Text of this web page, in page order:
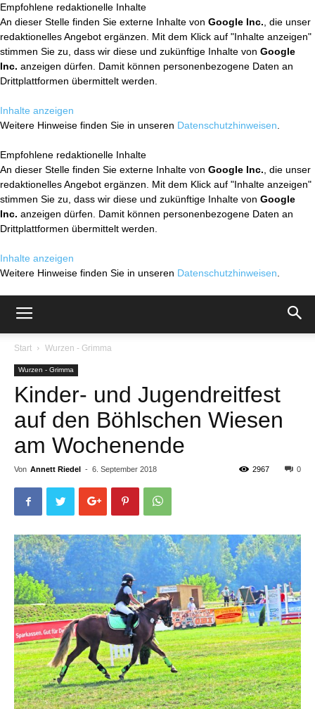
Empfohlene redaktionelle Inhalte
An dieser Stelle finden Sie externe Inhalte von Google Inc. , die unser
redaktionelles Angebot ergänzen. Mit dem Klick auf "Inhalte anzeigen"
stimmen Sie zu, dass wir diese und zukünftige Inhalte von Google
Inc. anzeigen dürfen. Damit können personenbezogene Daten an
Drittplattformen übermittelt werden.
Inhalte anzeigen
Weitere Hinweise finden Sie in unseren Datenschutzhinweisen
Empfohlene redaktionelle Inhalte
An dieser Stelle finden Sie externe Inhalte von Google Inc. , die unser
redaktionelles Angebot ergänzen. Mit dem Klick auf "Inhalte anzeigen"
stimmen Sie zu, dass wir diese und zukünftige Inhalte von Google
Inc. anzeigen dürfen. Damit können personenbezogene Daten an
Drittplattformen übermittelt werden.
Inhalte anzeigen
Weitere Hinweise finden Sie in unseren Datenschutzhinweisen
Start Wurzen - Grimma
Wurzen - Grimma
Kinder- und Jugendreitfest
auf den Böhlschen Wiesen
am Wochenende
Von Annett Riedel - 6. September 2018 0
2967